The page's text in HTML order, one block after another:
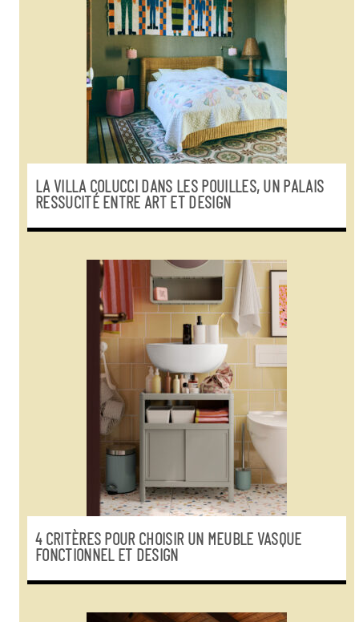
LA VILLA COLUCCI DANS LES POUILLES, UN PALAIS
RESSUCITÉ ENTRE ART ET DESIGN
4 CRITÈRES POUR CHOISIR UN MEUBLE VASQUE
FONCTIONNEL ET DESIGN